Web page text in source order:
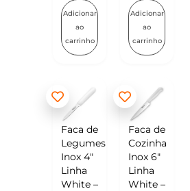
Adicionar
ao
carrinho
Adicionar
ao
carrinho
Faca de
Legumes
Inox 4″
Linha
White –
Faca de
Cozinha
Inox 6″
Linha
White –